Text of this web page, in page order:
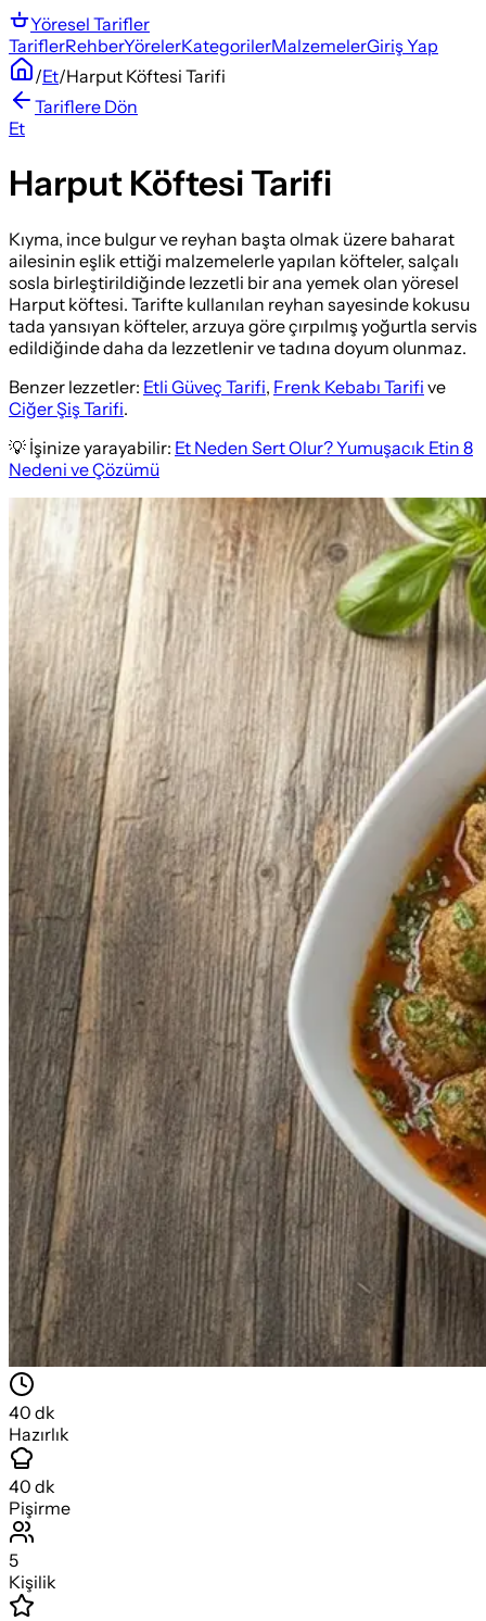
Yöresel Tarifler
TariflerRehberYörelerKategorilerMalzemelerGiriş Yap
/Et/Harput Köftesi Tarifi
Tariflere Dön
Et
Harput Köftesi Tarifi
Kıyma, ince bulgur ve reyhan başta olmak üzere baharat
ailesinin eşlik ettiği malzemelerle yapılan köfteler, salçalı
sosla birleştirildiğinde lezzetli bir ana yemek olan yöresel
Harput köftesi. Tarifte kullanılan reyhan sayesinde kokusu
tada yansıyan köfteler, arzuya göre çırpılmış yoğurtla servis
edildiğinde daha da lezzetlenir ve tadına doyum olunmaz.
Benzer lezzetler: Etli Güveç Tarifi, Frenk Kebabı Tarifi ve
Ciğer Şiş Tarifi.
💡 İşinize yarayabilir: Et Neden Sert Olur? Yumuşacık Etin 8
Nedeni ve Çözümü
40 dk
Hazırlık
40 dk
Pişirme
5
Kişilik